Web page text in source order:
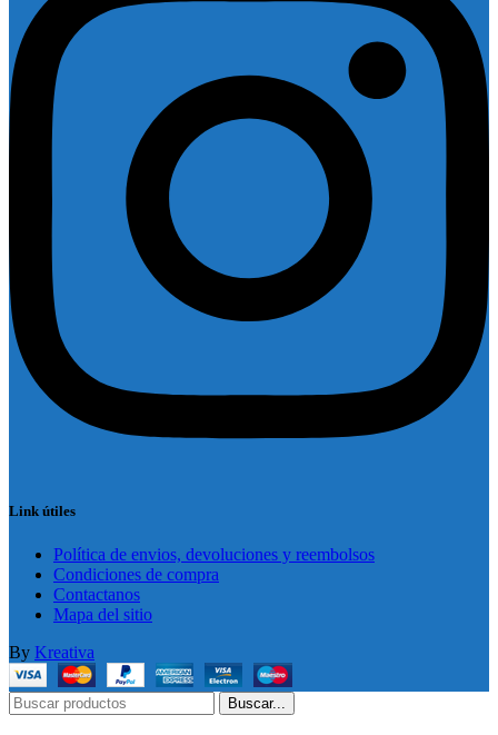
Link útiles
Política de envios, devoluciones y reembolsos
Condiciones de compra
Contactanos
Mapa del sitio
By Kreativa
Buscar...